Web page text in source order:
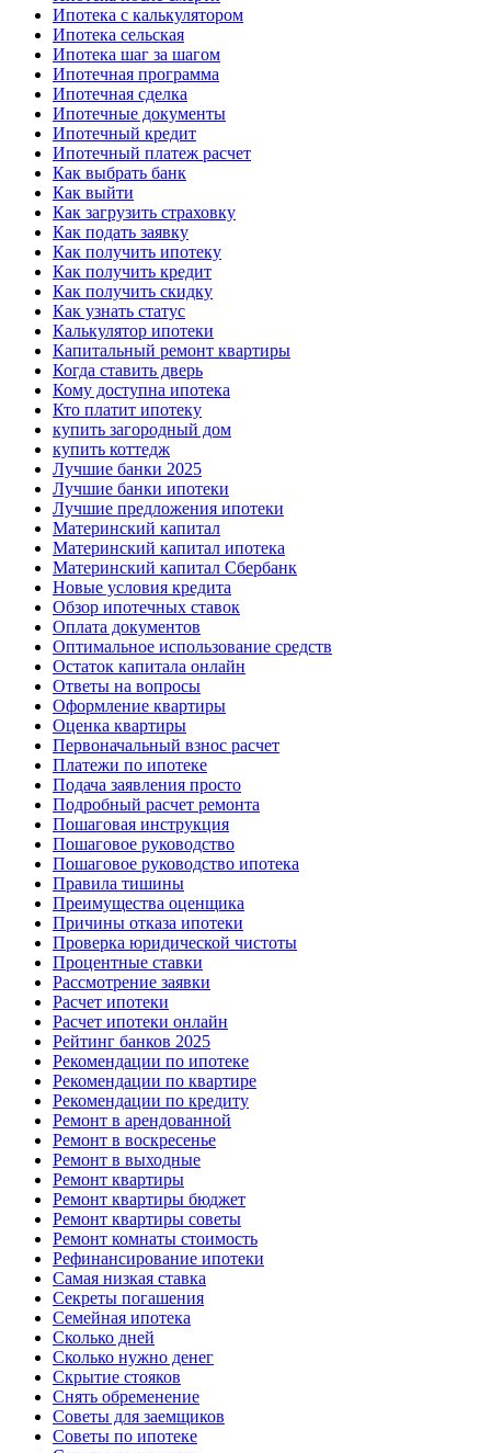
Ипотека с калькулятором
Ипотека сельская
Ипотека шаг за шагом
Ипотечная программа
Ипотечная сделка
Ипотечные документы
Ипотечный кредит
Ипотечный платеж расчет
Как выбрать банк
Как выйти
Как загрузить страховку
Как подать заявку
Как получить ипотеку
Как получить кредит
Как получить скидку
Как узнать статус
Калькулятор ипотеки
Капитальный ремонт квартиры
Когда ставить дверь
Кому доступна ипотека
Кто платит ипотеку
купить загородный дом
купить коттедж
Лучшие банки 2025
Лучшие банки ипотеки
Лучшие предложения ипотеки
Материнский капитал
Материнский капитал ипотека
Материнский капитал Сбербанк
Новые условия кредита
Обзор ипотечных ставок
Оплата документов
Оптимальное использование средств
Остаток капитала онлайн
Ответы на вопросы
Оформление квартиры
Оценка квартиры
Первоначальный взнос расчет
Платежи по ипотеке
Подача заявления просто
Подробный расчет ремонта
Пошаговая инструкция
Пошаговое руководство
Пошаговое руководство ипотека
Правила тишины
Преимущества оценщика
Причины отказа ипотеки
Проверка юридической чистоты
Процентные ставки
Рассмотрение заявки
Расчет ипотеки
Расчет ипотеки онлайн
Рейтинг банков 2025
Рекомендации по ипотеке
Рекомендации по квартире
Рекомендации по кредиту
Ремонт в арендованной
Ремонт в воскресенье
Ремонт в выходные
Ремонт квартиры
Ремонт квартиры бюджет
Ремонт квартиры советы
Ремонт комнаты стоимость
Рефинансирование ипотеки
Самая низкая ставка
Секреты погашения
Семейная ипотека
Сколько дней
Сколько нужно денег
Скрытие стояков
Снять обременение
Советы для заемщиков
Советы по ипотеке